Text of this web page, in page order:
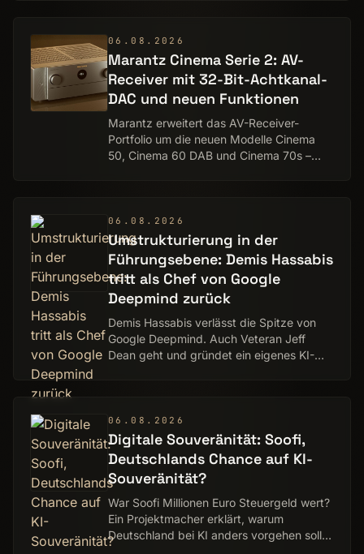
06.08.2026
Marantz Cinema Serie 2: AV-
Receiver mit 32-Bit-Acht­kanal-
DAC und neuen Funktionen
Marantz erweitert das AV-Receiver-
Portfolio um die neuen Modelle Cinema
50, Cinema 60 DAB und Cinema 70s –
06.08.2026
Umstrukturierung in der
Führungsebene: Demis Hassabis
tritt als Chef von Google
Deepmind zurück
Demis Hassabis verlässt die Spitze von
Google Deepmind. Auch Veteran Jeff
Dean geht und gründet ein eigenes KI-
06.08.2026
Digitale Souveränität: Soofi,
Deutschlands Chance auf KI-
Souveränität?
War Soofi Millionen Euro Steuergeld wert?
Ein Projektmacher erklärt, warum
Deutschland bei KI anders vorgehen sollte